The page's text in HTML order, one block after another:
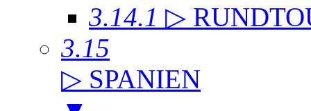
3.14.1 ▷
3.15
▷ SPANIEN